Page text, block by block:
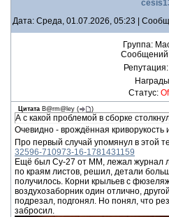
Дата: Среда, 01.07.2026, 05:23 |
Группа:
Репутация:
Статус:
Цитата B@rm@ley ( )
А с какой проблемой в сборке
Очевидно - врождённая
Про первый случай упомянул в этой
32596-710973-16-1781431159
Ещё был Су-27 от ММ, лежал журнал
по краям листов, решил, детали
получилось. Корни крыльев с
воздухозаборник один отлично,
подрезал, подгонял. Но понял, что
забросил.